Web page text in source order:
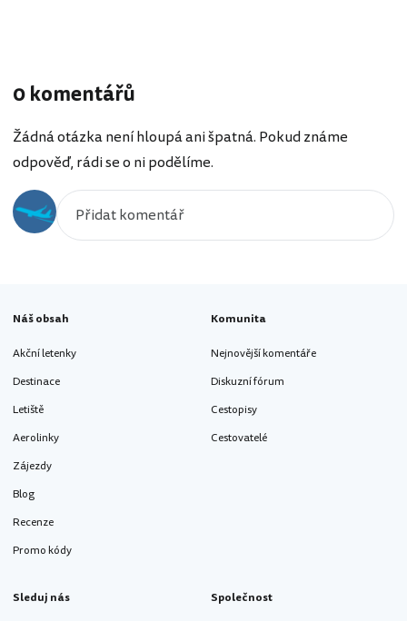
0 komentářů
Žádná otázka není hloupá ani špatná. Pokud známe
odpověď, rádi se o ni podělíme.
Náš obsah
Akční letenky
Destinace
Letiště
Aerolinky
Zájezdy
Blog
Recenze
Promo kódy
Komunita
Nejnovější komentáře
Diskuzní fórum
Cestopisy
Cestovatelé
Sleduj nás Společnost